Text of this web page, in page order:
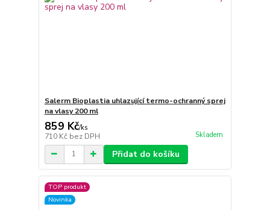
Salerm Bioplastia uhlazující termo-ochranný sprej
na vlasy 200 ml
859 Kč/ks
710 Kč bez DPH Skladem
Přidat do košíku
TOP produkt
Novinka